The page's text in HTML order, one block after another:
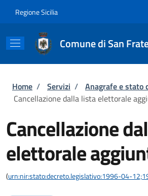
Regione Sicilia
Comune di San
Briciole di pane
Home / Servizi / Anagrafe e stato
Cancellazione dalla lista elettorale
Cancellazione
elettorale
(urn:nir:stato:decreto.legislativo:1996-04-